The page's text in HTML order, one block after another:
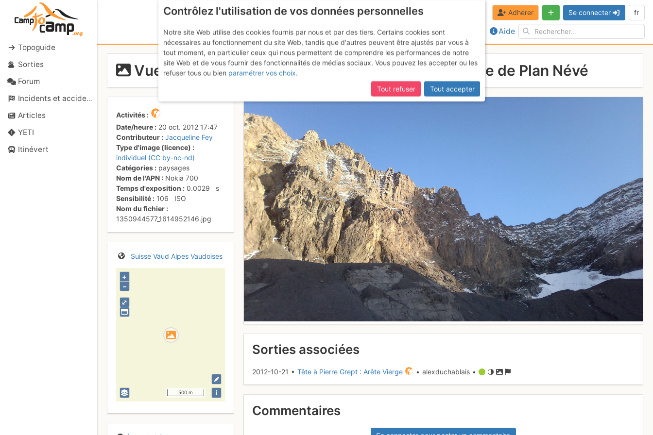
Topoguide
Sorties
Forum
Incidents et accidents
Articles
YETI
Itinévert
Aide
Adhérer Se connecter fr
Vue sur le depart de l'arête Vierge depuis la cabane de Plan Névé
Activités
Date/heure
20 oct. 2012 17:47
Contributeur
Jacqueline Fey
Type d'image (licence)
individuel (CC by-nc-nd)
Catégories
paysages
Nom de l'APN
Nokia 700
Temps d'exposition
0.0029
s
Sensibilité
106
ISO
Nom du fichier
1350944577_1614952146.jpg
Suisse Vaud Alpes Vaudoises
⤢
+
–
500 m i
Sorties associées
2012-10-21 •Tête à Pierre Grept : Arête Vierge • alexduchablais •
Commentaires
Contrôlez l'utilisation de vos données personnelles
Notre site Web utilise des cookies fournis par nous et par des tiers. Certains cookies sont
nécessaires au fonctionnement du site Web, tandis que d'autres peuvent être ajustés par vous à
tout moment, en particulier ceux qui nous permettent de comprendre les performances de notre
site Web et de vous fournir des fonctionnalités de médias sociaux. Vous pouvez les accepter ou les
refuser tous ou bien paramétrer vos choix.
Tout refuser
Tout accepter